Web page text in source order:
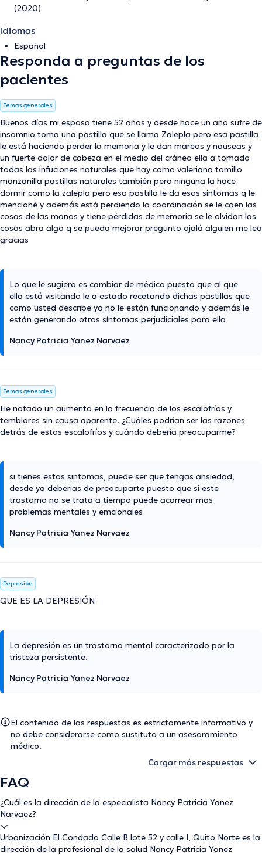
(2020)
Idiomas
Español
Responda a preguntas de los
pacientes
Temas generales
Buenos días mi esposa tiene 52 años y desde hace un año sufre de
insomnio toma una pastilla que se llama Zalepla pero esa pastilla
le está haciendo perder la memoria y le dan mareos y nauseas y
un fuerte dolor de cabeza en el medio del cráneo ella a tomado
todas las infuciones naturales que hay como valeriana tomillo
manzanilla pastillas naturales también pero ninguna la hace
dormir como la zalepla pero esa pastilla le da esos síntomas q le
mencioné y además está perdiendo la coordinación se le caen las
cosas de las manos y tiene pérdidas de memoria se le olvidan las
cosas abra algo q se pueda mejorar pregunto ojalá alguien me lea
gracias
Lo que le sugiero es cambiar de médico puesto que al que
ella está visitando le a estado recetando dichas pastillas que
como usted describe ya no le están funcionando y además le
están generando otros síntomas perjudiciales para ella
Nancy Patricia Yanez Narvaez
Temas generales
He notado un aumento en la frecuencia de los escalofríos y
temblores sin causa aparente. ¿Cuáles podrían ser las razones
detrás de estos escalofríos y cuándo debería preocuparme?
si tienes estos sintomas, puede ser que tengas ansiedad,
desde ya deberias de preocuparte puesto que si este
trastorno no se trata a tiempo puede acarrear mas
problemas mentales y emcionales
Nancy Patricia Yanez Narvaez
Depresión
QUE ES LA DEPRESIÓN
La depresión es un trastorno mental caracterizado por la
tristeza persistente.
Nancy Patricia Yanez Narvaez
El contenido de las respuestas es estrictamente informativo y
no debe considerarse como sustituto a un asesoramiento
médico.
Cargar más respuestas
FAQ
¿Cuál es la dirección de la especialista Nancy Patricia Yanez
Narvaez?
Urbanización El Condado Calle B lote 52 y calle I, Quito Norte es la
dirección de la profesional de la salud Nancy Patricia Yanez